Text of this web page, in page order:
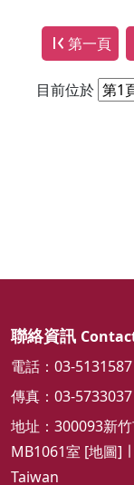
第一頁
目前位於
聯絡資訊
電話：03-5131587
傳真：03-5733037
地址：300093新
MB1061室 [地圖]
Taiwan